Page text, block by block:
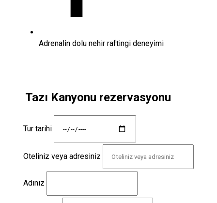
Adrenalin dolu nehir raftingi deneyimi
Tazı Kanyonu rezervasyonu
Tur tarihi
Oteliniz veya adresiniz
Adınız